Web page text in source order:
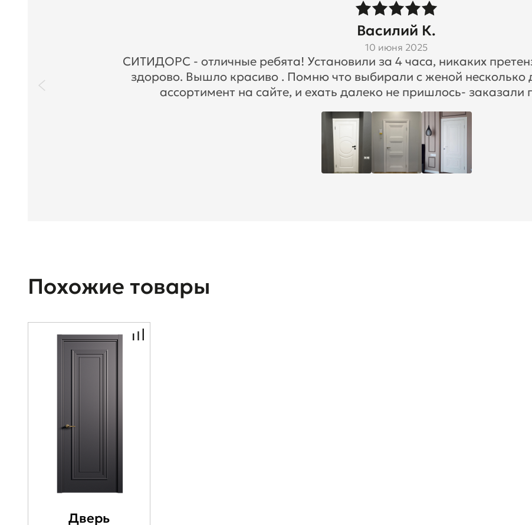
Василий К.
10 июня 2025
СИТИДОРС - отличные ребята! Установили за 4 часа, никаких
здорово. Вышло красиво . Помню что выбирали с женой
ассортимент на сайте, и ехать далеко не пришлось- заказали
Похожие товары
Дверь